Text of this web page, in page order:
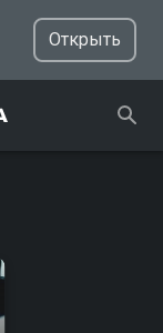
Открыть